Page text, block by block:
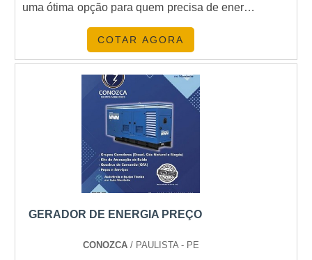
uma ótima opção para quem precisa de energia
elétrica em locais remotos, onde a energia
convencional não chega. Se você está
procurando por um Gerador de Energia com
preço acessível, não deixe de conferir as
ofertas disponíveis.
COTAR AGORA
GERADOR DE ENERGIA PREÇO
CONOZCA / PAULISTA - PE